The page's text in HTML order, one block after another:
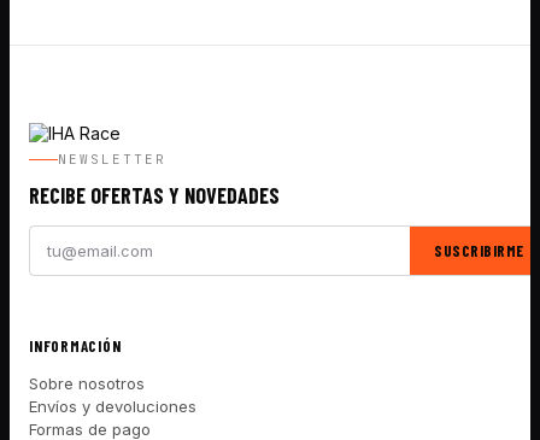
NEWSLETTER
RECIBE OFERTAS Y NOVEDADES
SUSCRIBIRME
INFORMACIÓN
Sobre nosotros
Envíos y devoluciones
Formas de pago